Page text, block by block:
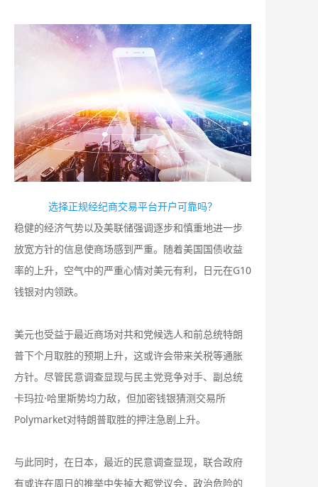
选择正规经纪商交易平台开户可靠吗？
稳健的经济气势以及美联储强调逐步和慎重地进一步
放宽方针的信息使商场感到严重。随着美国国债收益
率的上升，空气中的严重心情对美元有利，日元在G10
钱银对内领跌。
美元也受益于最近商场对共和党候选人和前总统特朗
普下个月取胜的预期上升，这或许会带来关税等通胀
方针。尽管民意调查显现与民主党竞争对手、副总统
卡玛拉·哈里斯势均力敌，但加密钱银猜测交易所
Polymarket对特朗普取胜的押注急剧上升。
与此同时，在日本，最近的民意调查显现，联合政府
有或许在周日的推举中失掉大都党议会，政治危险的